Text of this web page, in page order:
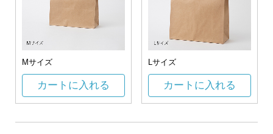
Mサイズ
カートに入れる
Lサイズ
カートに入れる